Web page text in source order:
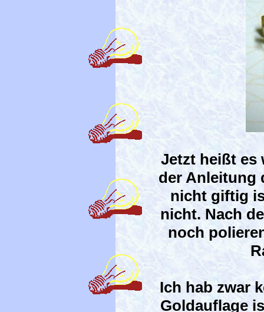
Jetzt heißt es
der Anleitung
nicht giftig
nicht. Nach
noch
Ich hab zwar
Goldauflage